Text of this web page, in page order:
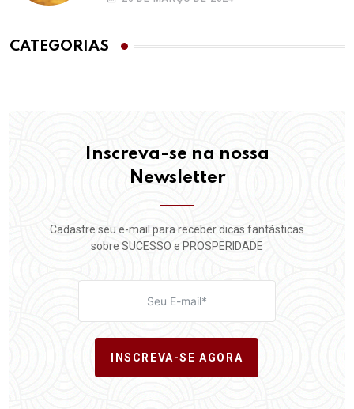
CATEGORIAS
Inscreva-se na nossa
Newsletter
Cadastre seu e-mail para receber dicas fantásticas
sobre SUCESSO e PROSPERIDADE
INSCREVA-SE AGORA